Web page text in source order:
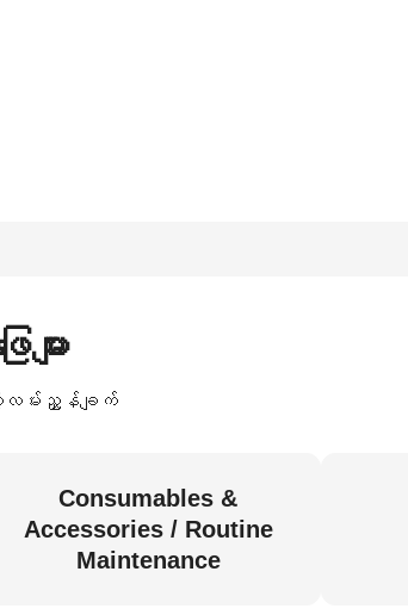
များ
ျားသို့လမ်းညွှန်ချက်
Consumables &
Accessories / Routine
Maintenance